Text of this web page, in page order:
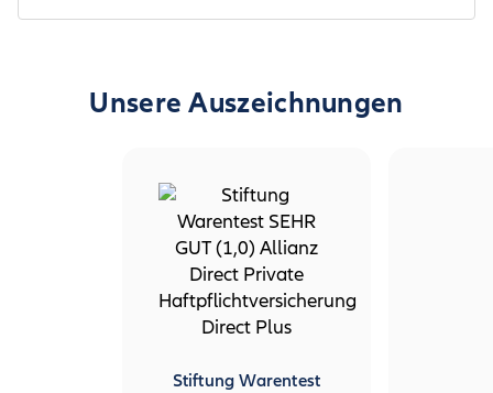
Unsere Auszeichnungen
Stiftung Warentest